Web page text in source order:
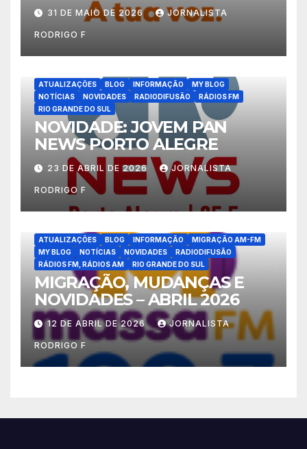
31 DE MAIO DE 2026 JORNALISTA
RODRIGO F
ATUALIZAÇÕES BLOG INFORMAÇÃO
MY BLOG
NOTÍCIAS
NOVIDADES RADIODIFUSÃO
RÁDIOS FM
RIO GRANDE DO SUL
NOVIDADE: JOVEM PAN
NEWS PORTO ALEGRE
23 DE ABRIL DE 2026 JORNALISTA
RODRIGO F
ATUALIZAÇÕES BLOG INFORMAÇÃO
MIGRAÇÃO AM-FM
MY BLOG
NOTÍCIAS NOVIDADES
RADIODIFUSÃO
RÁDIOS FM, RÁDIOS AM
RIO GRANDE DO SUL
MIGRAÇÃO, MUDANÇAS E
NOVIDADES – ABRIL 2026
12 DE ABRIL DE 2026 JORNALISTA
RODRIGO F